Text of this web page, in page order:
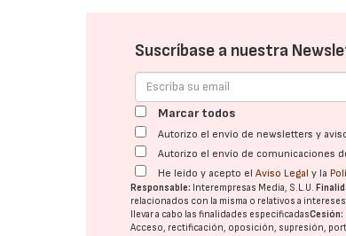
Suscríbase a nuestra
Marcar todos
Autorizo el envío de newsletters y
Autorizo el envío de comunicaciones
He leído y acepto elAviso Legal y la
Responsable: Interempresas Media, S.L.U.
relacionados con la misma o relativos a
llevar a cabo las finalidades especificadasCesión:
Acceso, rectificación, oposición, supresión,